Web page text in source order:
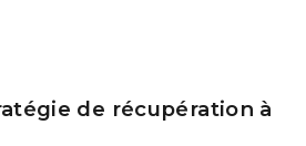
de récupération à